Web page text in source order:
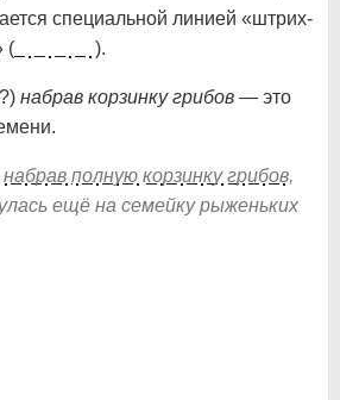
специальной линией «штрих-
(
).
набрав корзинку грибов — это
набрав полную корзинкугрибов,
ещё на семейку рыженьких